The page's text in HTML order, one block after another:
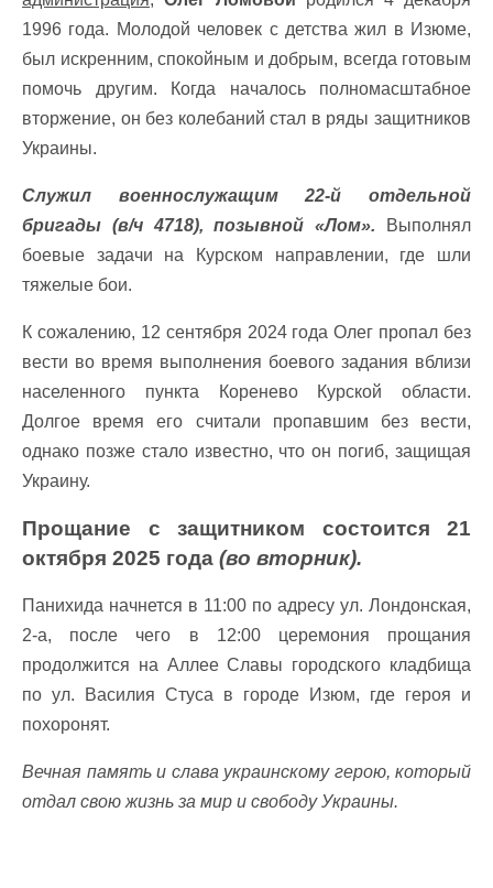
1996 года. Молодой человек с детства жил в Изюме,
был искренним, спокойным и добрым, всегда готовым
помочь другим. Когда началось полномасштабное
вторжение, он без колебаний стал в ряды защитников
Украины.
Служил военнослужащим 22-й отдельной
бригады (в/ч 4718), позывной «Лом». Выполнял
боевые задачи на Курском направлении, где шли
тяжелые бои.
К сожалению, 12 сентября 2024 года Олег пропал без
вести во время выполнения боевого задания вблизи
населенного пункта Коренево Курской области.
Долгое время его считали пропавшим без вести,
однако позже стало известно, что он погиб, защищая
Украину.
Прощание с защитником состоится 21
октября 2025 года (во вторник).
Панихида начнется в 11:00 по адресу ул. Лондонская,
2-а, после чего в 12:00 церемония прощания
продолжится на Аллее Славы городского кладбища
по ул. Василия Стуса в городе Изюм, где героя и
похоронят.
Вечная память и слава украинскому герою, который
отдал свою жизнь за мир и свободу Украины.